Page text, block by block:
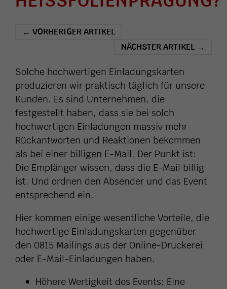
← VORHERIGER ARTIKEL
NÄCHSTER ARTIKEL →
Solche hochwertigen Einladungskarten
produzieren wir praktisch täglich für unsere
Kunden. Es sind Unternehmen, die
festgestellt haben, dass sie bei solch
hochwertigen Einladungen massiv mehr
Rückantworten und Reaktionen bekommen
als bei einer billigen E-Mail. Der Punkt ist:
Die Empfänger wissen, dass die E-Mail billig
ist. Und ordnen den Absender und das Event
entsprechend ein.
Hier kommen einige wesentliche Vorteile, die
hochwertige Einladungskarten gegenüber
den 0815 Mailings aus der Online-Druckerei
oder E-Mail-Einladungen haben.
Höhere Wertigkeit des Events: Eine